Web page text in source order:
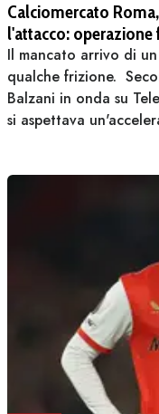
Calciomercato
l'attacco:
Il mancato arrivo di
qualche frizione.
Balzani in onda su
si aspettava